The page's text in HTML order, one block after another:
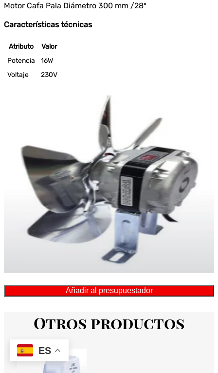
Motor Cafa Pala Diámetro 300 mm /28º
Características técnicas
Atributo
Valor
Potencia
16W
Voltaje
230V
Añadir al presupuestador
Otros productos
ES